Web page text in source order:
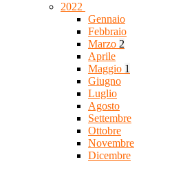
2022
Gennaio
Febbraio
Marzo 2
Aprile
Maggio 1
Giugno
Luglio
Agosto
Settembre
Ottobre
Novembre
Dicembre